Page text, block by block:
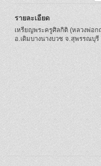
รายละเอียด
เหรียญพระครูศิลกิติ (หลวงพ่อ
อ.เดิมบางนางบวช จ.สุพรรณบุรี